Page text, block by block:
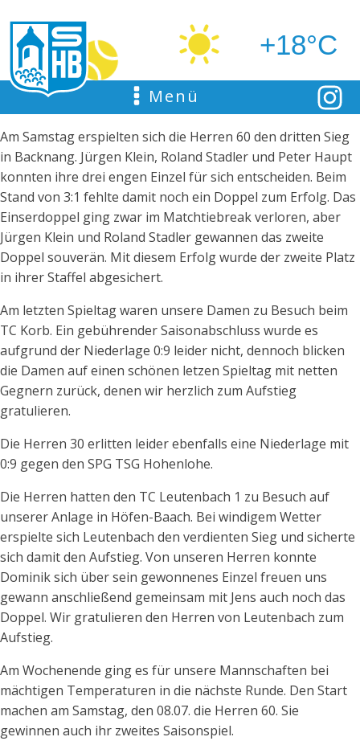
+18°C
Menü
Am Samstag erspielten sich die Herren 60 den dritten Sieg
in Backnang. Jürgen Klein, Roland Stadler und Peter Haupt
konnten ihre drei engen Einzel für sich entscheiden. Beim
Stand von 3:1 fehlte damit noch ein Doppel zum Erfolg. Das
Einserdoppel ging zwar im Matchtiebreak verloren, aber
Jürgen Klein und Roland Stadler gewannen das zweite
Doppel souverän. Mit diesem Erfolg wurde der zweite Platz
in ihrer Staffel abgesichert.
Am letzten Spieltag waren unsere Damen zu Besuch beim
TC Korb. Ein gebührender Saisonabschluss wurde es
aufgrund der Niederlage 0:9 leider nicht, dennoch blicken
die Damen auf einen schönen letzen Spieltag mit netten
Gegnern zurück, denen wir herzlich zum Aufstieg
gratulieren.
Die Herren 30 erlitten leider ebenfalls eine Niederlage mit
0:9 gegen den SPG TSG Hohenlohe.
Die Herren hatten den TC Leutenbach 1 zu Besuch auf
unserer Anlage in Höfen-Baach. Bei windigem Wetter
erspielte sich Leutenbach den verdienten Sieg und sicherte
sich damit den Aufstieg. Von unseren Herren konnte
Dominik sich über sein gewonnenes Einzel freuen uns
gewann anschließend gemeinsam mit Jens auch noch das
Doppel. Wir gratulieren den Herren von Leutenbach zum
Aufstieg.
Am Wochenende ging es für unsere Mannschaften bei
mächtigen Temperaturen in die nächste Runde. Den Start
machen am Samstag, den 08.07. die Herren 60. Sie
gewinnen auch ihr zweites Saisonspiel.